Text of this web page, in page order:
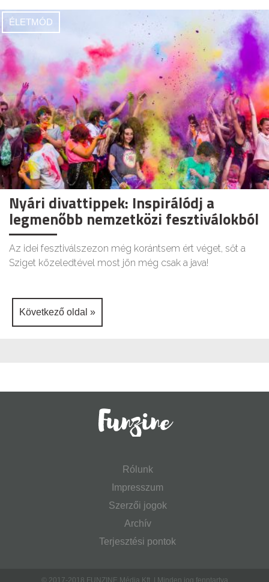
ÉLETMÓD
Nyári divattippek: Inspirálódj a
legmenőbb nemzetközi fesztiválokból
Az idei fesztiválszezon még korántsem ért véget, sőt a
Sziget közeledtével most jön még csak a java!
Következő oldal »
Rólunk
Impresszum
Szerzői jogok
Archív
Terjesztési pontok
© 2017-2018 FUNZINE Média Kft. | Minden jog fenntartva